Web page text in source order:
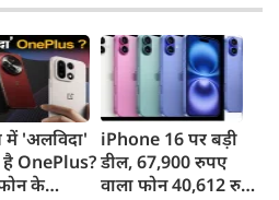
ताकत',
पहले
को
'जेनरेशन
जाम में फंसे लोग,
सड़कों पर भरा कमर
तक पानी
मीटर
पर
में 'अलविदा'
है OnePlus?
के
iPhone 16 पर बड़ी
डील, 67,900 रुपए
वाला फोन 40,612 रुपए